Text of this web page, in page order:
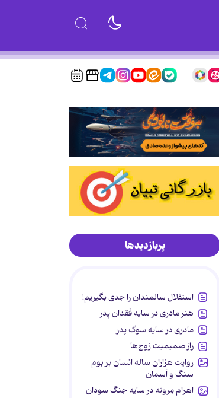
پربازدیدها
استقلال سالمندان را جدی بگیریم!
هنر مادری در سایه‌ فقدان پدر
مادری در سایه سوگ پدر
راز صمیمیت زوج‌ها
روایت هزاران ساله انسان بر بوم
سنگ و آسمان
اهرام مِروئه در سایه جنگ سودان